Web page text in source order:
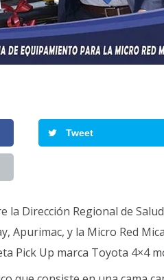
Tweet
Dirección Regional de
Apurimac, y la Micro Red
Pick Up marca Toyota 4×4